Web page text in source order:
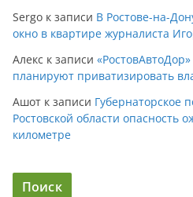
Sergo к записи В Ростове-на-
окно в квартире журналиста
Алекс к записи
планируют приватизировать
Ашот к записи Губернаторское
Ростовской области опасность
километре
Поиск